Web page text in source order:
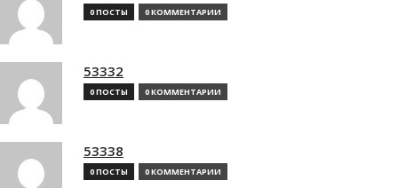
0 ПОСТЫ 0 КОММЕНТАРИИ
53332
0 ПОСТЫ 0 КОММЕНТАРИИ
53338
0 ПОСТЫ 0 КОММЕНТАРИИ